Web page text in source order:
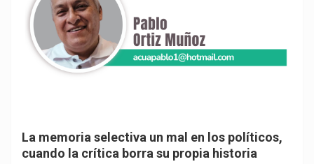
La memoria selectiva un mal en los políticos,
cuando la crítica borra su propia historia